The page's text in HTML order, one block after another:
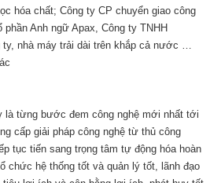
hóa chất; Công ty CP chuyển giao công
Anh ngữ Apax, Công ty TNHH
ty, nhà máy trải dài trên khắp cả nước …
là từng bước đem công nghệ mới nhất tới
cấp giải pháp công nghệ từ thủ công
tục tiến sang trọng tâm tự động hóa hoàn
chức hệ thống tốt và quản lý tốt, lãnh đạo